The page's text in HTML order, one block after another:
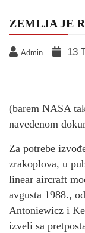
ZEMLJA JE
Admin 13
(barem NASA
navedenom
Za potrebe
zrakoplova, u
linear aircraft
avgusta 1988.,
Antoniewicz i
izveli sa